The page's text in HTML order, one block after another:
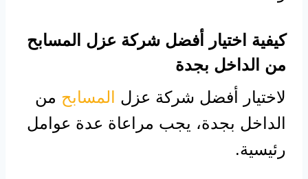
كيفية اختيار أفضل شركة عزل المسابح
من الداخل بجدة
لاختيار أفضل شركة عزل
المسابح من
الداخل بجدة، يجب مراعاة عدة عوامل
رئيسية.